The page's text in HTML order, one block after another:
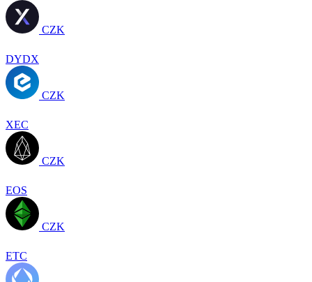
CZK
DYDX
CZK
XEC
CZK
EOS
CZK
ETC